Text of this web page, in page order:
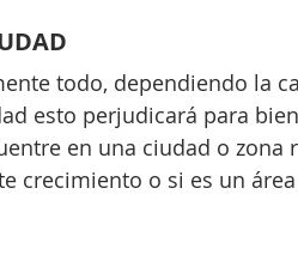
todo, dependiendo la
esto perjudicará para
en una ciudad o
crecimiento o si es un